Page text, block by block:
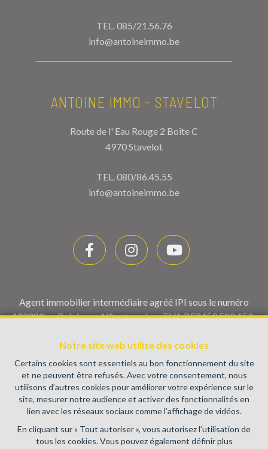
Notre site web utilise des cookies
Certains cookies sont essentiels au bon fonctionnement du site
et ne peuvent être refusés. Avec votre consentement, nous
utilisons d’autres cookies pour améliorer votre expérience sur le
site, mesurer notre audience et activer des fonctionnalités en
lien avec les réseaux sociaux comme l’affichage de vidéos.
En cliquant sur « Tout autoriser », vous autorisez l’utilisation de
tous les cookies. Vous pouvez également définir plus
TEL. 085/21.56.76
info@antoineimmo.be
ANTOINE IMMO - STAVELOT
Route de l' Eau Rouge 2 Boîte C
4970 Stavelot
TEL. 080/86.45.55
info@antoineimmo.be
Agent immobilier intermédiaire agréé IPI sous le numéro
100082 en Belgique - N° entreprise : TVA BE0459.580.159-
immobiliers, rue du Luxembourg 16B, 1000 Bruxelles (+32 2
505 38 50 - info@ipi.be) - Soumis au
code déontologique de l’
IPI
RC professionnelle et cautionnement via AXA Belgium SA,
Place du Trône 1, 1000 Bruxelles – police n° 730.390.160.
Couverture valable pour les activités réalisées en Belgique
Conditions générales d'utilisation du site